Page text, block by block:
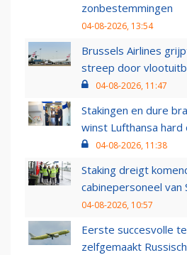
zonbestemmingen
04-08-2026, 13:54
Brussels Airlines
streep door
04-08-2026, 11:47
Stakingen en dure
winst Lufthansa hard
04-08-2026, 11:38
Staking dreigt
cabinepersoneel van
04-08-2026, 10:57
Eerste succesvolle
zelfgemaakt